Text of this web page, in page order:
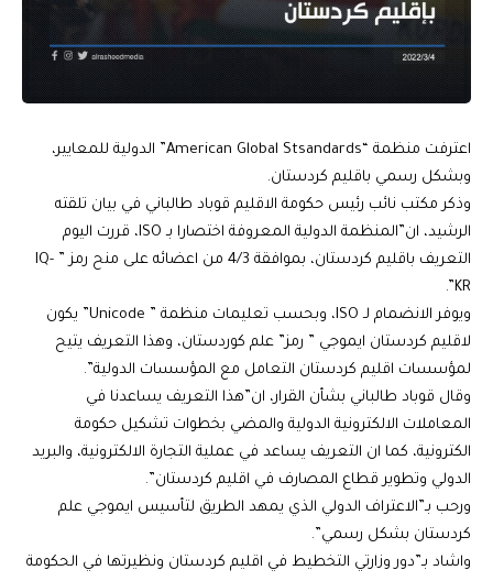
اعترفت منظمة “American Global Stsandards” الدولية للمعايير،
وبشكل رسمي باقليم كردستان.
وذكر مكتب نائب رئيس حكومة الاقليم قوباد طالباني في بيان تلقته
الرشيد، ان”المنظمة الدولية المعروفة اختصارا بـ ISO، قررت اليوم
التعريف باقليم كردستان، بموافقة 4/3 من اعضائه على منح رمز ” IQ-
KR”.
ويوفر الانضمام لـ ISO، وبحسب تعليمات منظمة ” Unicode” يكون
لاقليم كردستان ايموجي ” رمز” علم كوردستان، وهذا التعريف يتيح
لمؤسسات اقليم كردستان التعامل مع المؤسسات الدولية”.
وقال قوباد طالباني بشأن القرار، ان”هذا التعريف يساعدنا في
المعاملات الالكترونية الدولية والمضي بخطوات تشكيل حكومة
الكترونية، كما ان التعريف يساعد في عملية التجارة الالكترونية، والبريد
الدولي وتطوير قطاع المصارف في اقليم كردستان”.
ورحب بـ”الاعتراف الدولي الذي يمهد الطريق لتأسيس ايموجي علم
كردستان بشكل رسمي”.
واشاد بـ”دور وزارتي التخطيط في اقليم كردستان ونظيرتها في الحكومة